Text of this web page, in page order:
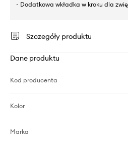
- Dodatkowa wkładka w kroku dla
Szczegóły produktu
Dane produktu
Kod producenta
Kolor
Marka